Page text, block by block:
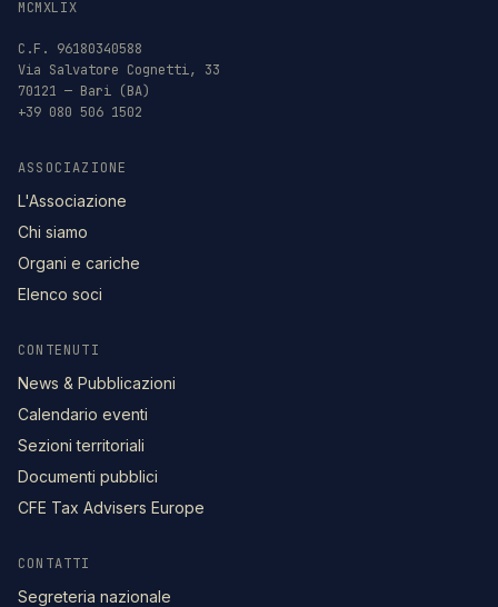
MCMXLIX
C.F. 96180340588
Via Salvatore Cognetti, 33
70121 — Bari (BA)
+39 080 506 1502
ASSOCIAZIONE
L'Associazione
Chi siamo
Organi e cariche
Elenco soci
CONTENUTI
News & Pubblicazioni
Calendario eventi
Sezioni territoriali
Documenti pubblici
CFE Tax Advisers Europe
CONTATTI
Segreteria nazionale